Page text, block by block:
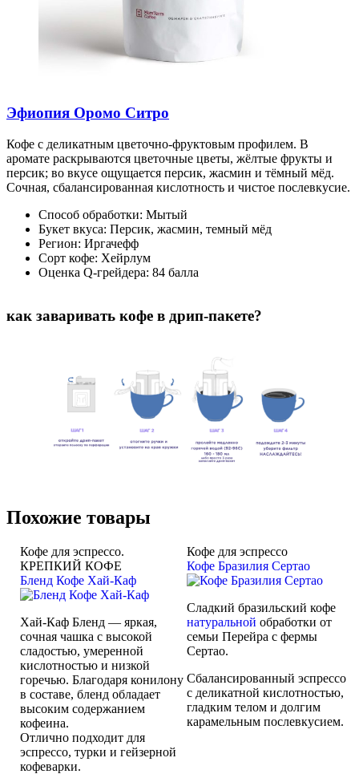
Эфиопия Оромо Ситро
Кофе с деликатным цветочно-фруктовым профилем. В
аромате раскрываются цветочные цветы, жёлтые фрукты и
персик; во вкусе ощущается персик, жасмин и тёмный мёд.
Сочная, сбалансированная кислотность и чистое послевкусие.
Способ обработки: Мытый
Букет вкуса: Персик, жасмин, темный мёд
Регион: Иргачефф
Сорт кофе: Хейрлум
Оценка Q-грейдера: 84 балла
как заваривать кофе в дрип-пакете?
Похожие товары
Кофе для эспрессо
Кофе Бразилия Сертао
Сладкий бразильский кофе
натуральной обработки от
семьи Перейра с фермы
Сертао.
Сбалансированный эспрессо
с деликатной кислотностью,
гладким телом и долгим
карамельным послевкусием.
Кофе для эспрессо.
КРЕПКИЙ КОФЕ
Бленд Кофе Хай-Каф
Хай-Каф Бленд — яркая,
сочная чашка с высокой
сладостью, умеренной
кислотностью и низкой
горечью. Благодаря конилону
в составе, бленд обладает
высоким содержанием
кофеина.
Отлично подходит для
эспрессо, турки и гейзерной
кофеварки.